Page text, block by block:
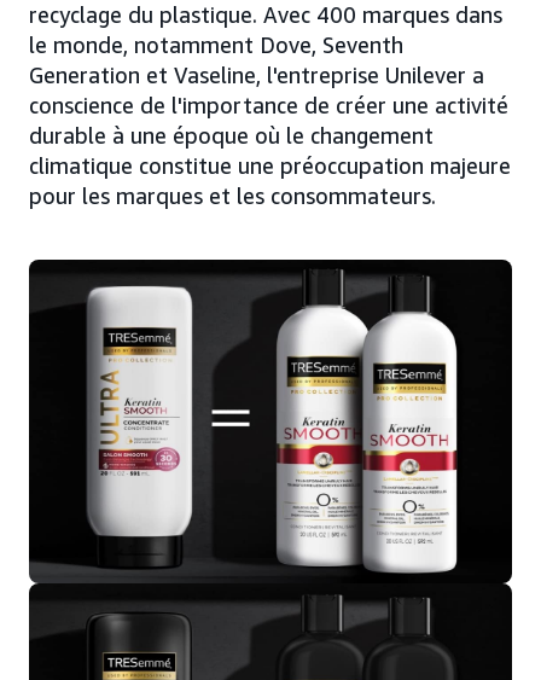
recyclage du plastique. Avec 400 marques dans
le monde, notamment Dove, Seventh
Generation et Vaseline, l'entreprise Unilever a
conscience de l'importance de créer une activité
durable à une époque où le changement
climatique constitue une préoccupation majeure
pour les marques et les consommateurs.